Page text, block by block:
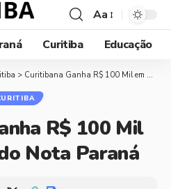
Aa
Curitiba Educação
> Curitibana Ganha R$ 100 Mil em Sorteio do Nota Paraná
R$ 100 Mil
Nota Paraná